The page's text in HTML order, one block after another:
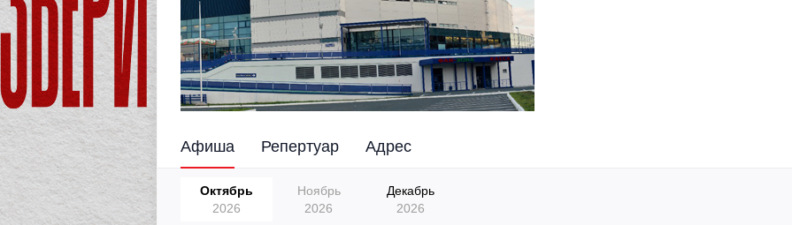
Афиша Репертуар Адрес
Октябрь
2026
Ноябрь
2026
Декабрь
2026